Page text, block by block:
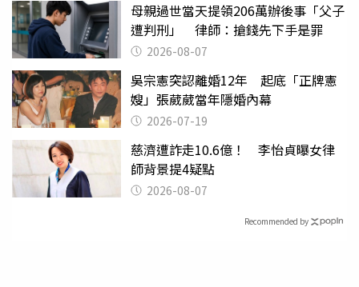
母親過世當天提領206萬辦後事「父子
遭判刑」 律師：搶錢先下手是罪
2026-08-07
吳宗憲突認離婚12年 起底「正牌憲
嫂」張葳葳當年隱婚內幕
2026-07-19
慈濟遭詐走10.6億！ 李怡貞曝女律
師背景提4疑點
2026-08-07
Recommended by